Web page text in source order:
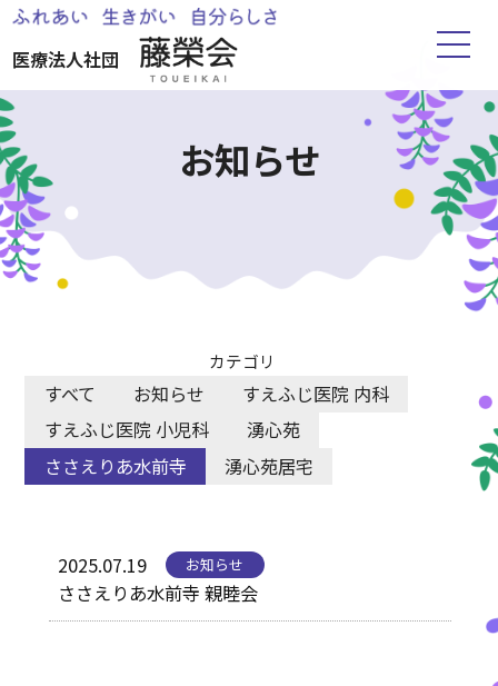
医療法人社団
お知らせ
カテゴリ
すべて お知らせ
すえふじ医院 内科
すえふじ医院 小児科
湧心苑
ささえりあ水前寺
湧心苑居宅
2025.07.19 お知らせ
ささえりあ水前寺 親睦会
藤榮会について
お知らせ
湧心苑
ささえりあ水前寺
採用情報